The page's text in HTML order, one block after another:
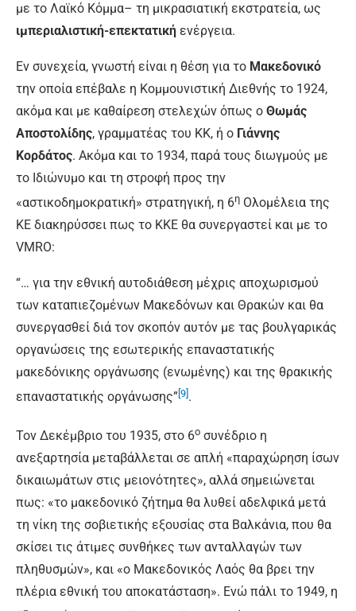
με το Λαϊκό Κόμμα– τη μικρασιατική εκστρατεία, ως
ιμπεριαλιστική-επεκτατική ενέργεια.
Εν συνεχεία, γνωστή είναι η θέση για το Μακεδονικό
την οποία επέβαλε η Κομμουνιστική Διεθνής το 1924,
ακόμα και με καθαίρεση στελεχών όπως ο Θωμάς
Αποστολίδης, γραμματέας του ΚΚ, ή ο Γιάννης
Κορδάτος. Ακόμα και το 1934, παρά τους διωγμούς με
το Ιδιώνυμο και τη στροφή προς την
«αστικοδημοκρατική» στρατηγική, η 6η Ολομέλεια της
ΚΕ διακηρύσσει πως το ΚΚΕ θα συνεργαστεί και με το
VMRO:
“… για την εθνική αυτοδιάθεση μέχρις αποχωρισμού
των καταπιεζομένων Μακεδόνων και Θρακών και θα
συνεργασθεί διά τον σκοπόν αυτόν με τας βουλγαρικάς
οργανώσεις της εσωτερικής επαναστατικής
μακεδόνικης οργάνωσης (ενωμένης) και της θρακικής
επαναστατικής οργάνωσης” [9].
Τον Δεκέμβριο του 1935, στο 6ο συνέδριο η
ανεξαρτησία μεταβάλλεται σε απλή «παραχώρηση ίσων
δικαιωμάτων στις μειονότητες», αλλά σημειώνεται
πως: «το μακεδονικό ζήτημα θα λυθεί αδελφικά μετά
τη νίκη της σοβιετικής εξουσίας στα Βαλκάνια, που θα
σκίσει τις άτιμες συνθήκες των ανταλλαγών των
πληθυσμών», και «ο Μακεδονικός Λαός θα βρει την
πλέρια εθνική του αποκατάσταση». Ενώ πάλι το 1949, η